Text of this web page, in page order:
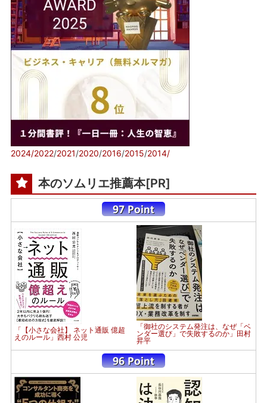
2024/2022/2021/2020/2016/2015/2014/
本のソムリエ推薦本[PR]
「【小さな会社】 ネット通販 億超
えのルール」西村 公児
「御社のシステム発注は、なぜ「ベ
ンダー選び」で失敗するのか」田村
昇平